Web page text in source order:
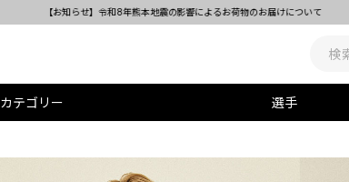
【お知らせ】令和8年熊本地震の影響によるお荷物のお届けについて
カテゴリー 選手